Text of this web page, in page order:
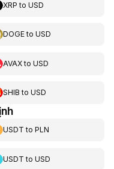
XRP toUSD
DOGEtoUSD
AVAXtoUSD
SHIB toUSD
USDT toPLN
USDT toUSD